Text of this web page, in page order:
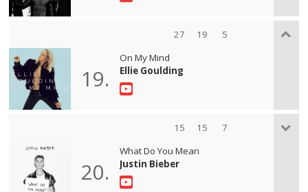
27 19 5
19.
On My Mind
Ellie Goulding
15 15 7
20.
What Do You Mean
Justin Bieber